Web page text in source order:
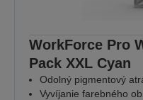
WorkForce Pro
Pack XXL Cyan
Odolný pigmentový
Vyvíjanie farebného